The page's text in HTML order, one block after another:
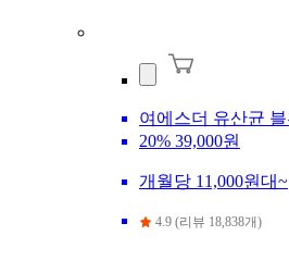
여에스더 유산균
20% 39,000원
개월당 11,000원대~
4.9 (리뷰 18,838개)